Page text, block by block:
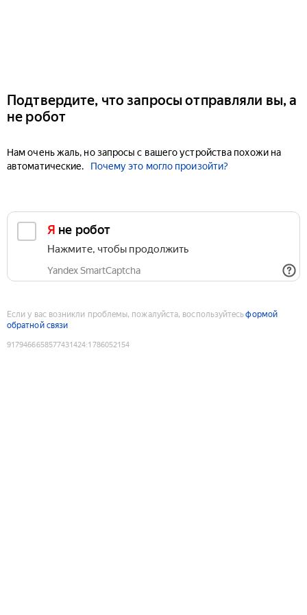
Подтвердите, что запросы отправляли вы, а
не робот
Нам очень жаль, но запросы с вашего устройства похожи на
автоматические.
Почему это могло произойти?
Я не робот
Нажмите, чтобы продолжить
Yandex SmartCaptcha
Если у вас возникли проблемы, пожалуйста, воспользуйтесьформой
обратной связи
9179466658577431424:1786052154